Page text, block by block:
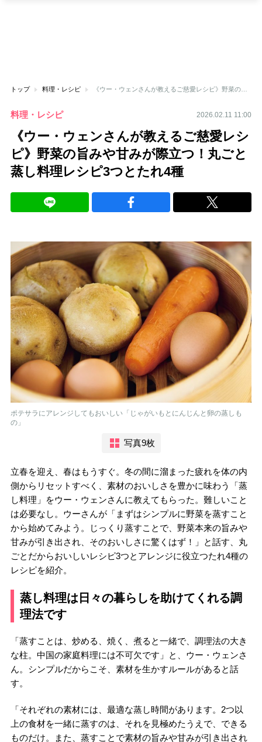
トップ 料理・レシピ 《ウー・ウェンさんが教えるご慈愛レシピ》野菜の旨みや甘みが際立つ！丸ごと蒸し料理レシピ3つとたれ4種
料理・レシピ 2026.02.11 11:00
《ウー・ウェンさんが教えるご慈愛レシ
ピ》野菜の旨みや甘みが際立つ！丸ごと
蒸し料理レシピ3つとたれ4種
ポテサラにアレンジしてもおいしい「じゃがいもとにんじんと卵の蒸しも
の」
写真9枚
立春を迎え、春はもうすぐ。冬の間に溜まった疲れを体の内
側からリセットすべく、素材のおいしさを豊かに味わう「蒸
し料理」をウー・ウェンさんに教えてもらった。難しいこと
は必要なし。ウーさんが「まずはシンプルに野菜を蒸すこと
から始めてみよう。じっくり蒸すことで、野菜本来の旨みや
甘みが引き出され、そのおいしさに驚くはず！」と話す、丸
ごとだからおいしいレシピ3つとアレンジに役立つたれ4種の
レシピを紹介。
蒸し料理は日々の暮らしを助けてくれる調
理法です
「蒸すことは、炒める、焼く、煮ると一緒で、調理法の大き
な柱。中国の家庭料理には不可欠です」と、ウー・ウェンさ
ん。シンプルだからこそ、素材を生かすルールがあると話
す。
「それぞれの素材には、最適な蒸し時間があります。2つ以
上の食材を一緒に蒸すのは、それを見極めたうえで、できる
ものだけ。また、蒸すことで素材の旨みや甘みが引き出され